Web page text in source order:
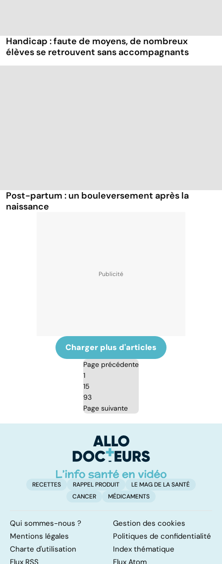
Handicap : faute de moyens, de nombreux
élèves se retrouvent sans accompagnants
Post-partum : un bouleversement après la
naissance
Charger plus d'articles
Page précédente
1
15
93
Page suivante
RECETTES RAPPEL PRODUIT
LE MAG DE LA SANTÉ
CANCER
MÉDICAMENTS
Qui sommes-nous ?
Gestion des cookies
Mentions légales
Politiques de confidentialité
Charte d'utilisation
Index thématique
Flux RSS
Flux Atom